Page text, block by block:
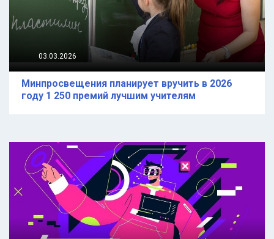
03.03.2026
Минпросвещения планирует вручить в 2026
году 1 250 премий лучшим учителям